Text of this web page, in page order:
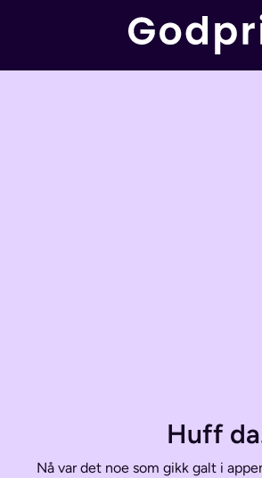
Huff
Nå var det noe som gikk galt i